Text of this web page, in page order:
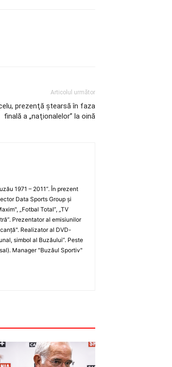
Articolul următor
prezenţă ştearsă în faza
finală a „naţionalelor” la oină
1971 – 2011”. În prezent
Data Sports Group şi
„Fotbal Total”, „TV
Prezentator al emisiunilor
Realizator al DVD-
simbol al Buzăului”. Peste
Manager "Buzăul Sportiv"